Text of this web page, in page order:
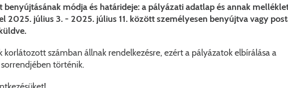
benyújtásának módja és határideje: a pályázati adatlap és annak
2025. július 3. - 2025. július 11. között személyesen benyújtva vagy
korlátozott számban állnak rendelkezésre, ezért a pályázatok elbírálása a
sorrendjében történik.